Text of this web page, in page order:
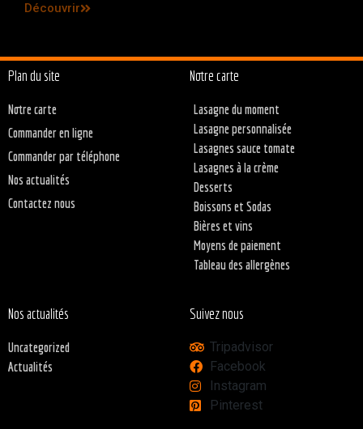
Découvrir
Plan du site
Notre carte
Commander en ligne
Commander par téléphone
Nos actualités
Contactez nous
Notre carte
Lasagne du moment
Lasagne personnalisée
Lasagnes sauce tomate
Lasagnes à la crème
Desserts
Boissons et Sodas
Bières et vins
Moyens de paiement
Tableau des allergènes
Nos actualités
Uncategorized
Actualités
Suivez nous
Tripadvisor
Facebook
Instagram
Pinterest